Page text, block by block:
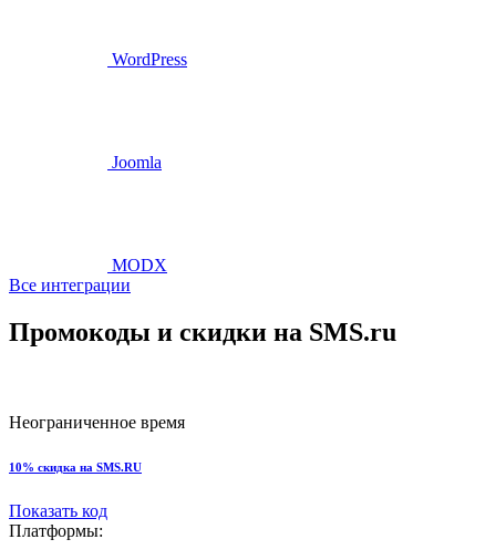
WordPress
Joomla
MODX
Все интеграции
Промокоды и скидки на SMS.ru
Неограниченное время
10% скидка на SMS.RU
Показать код
Платформы: